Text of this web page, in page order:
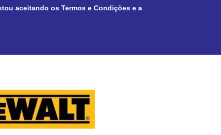
aceitando os Termos e Condições e a